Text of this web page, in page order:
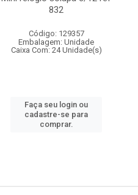
832
Código: 129357
Embalagem: Unidade
Caixa Com: 24 Unidade(s)
Faça seu login ou
cadastre-se para
comprar.